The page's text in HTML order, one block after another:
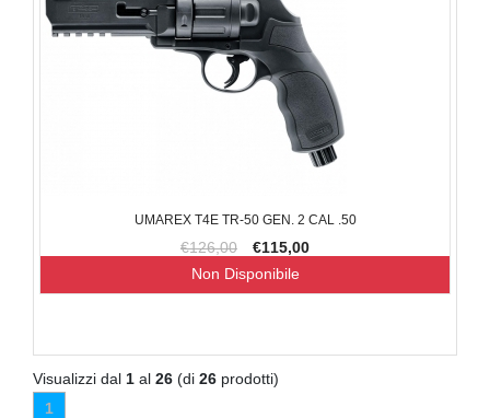
UMAREX T4E TR-50 GEN. 2 CAL .50
€126,00 €115,00
Non Disponibile
Visualizzi dal 1 al 26 (di 26 prodotti)
1